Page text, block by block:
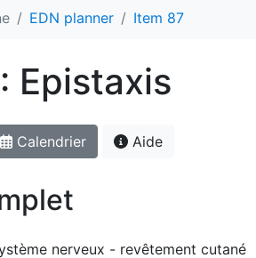
EDN planner Item 87
Epistaxis
Calendrier Aide
nerveux - revêtement cutané